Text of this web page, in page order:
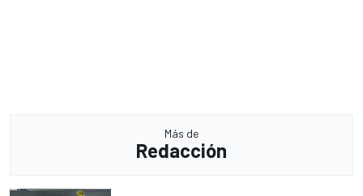
Más de
Redacción